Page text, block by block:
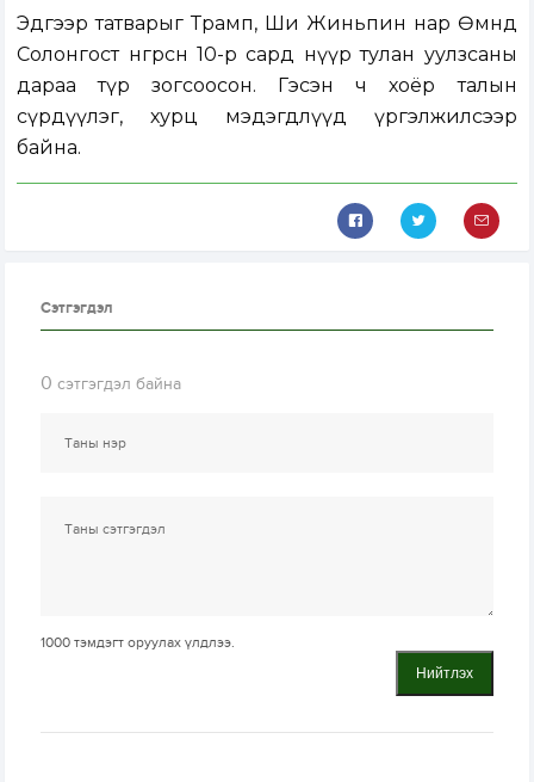
Эдгээр татварыг Трамп, Ши Жиньпин нар Өмнөд
Солонгост өнгөрсөн 10-р сард нүүр тулан уулзсаны
дараа түр зогсоосон. Гэсэн ч хоёр талын
сүрдүүлэг, хурц мэдэгдлүүд үргэлжилсээр
байна.
Сэтгэгдэл
0 сэтгэгдэл байна
1000 тэмдэгт оруулах үлдлээ.
Нийтлэх